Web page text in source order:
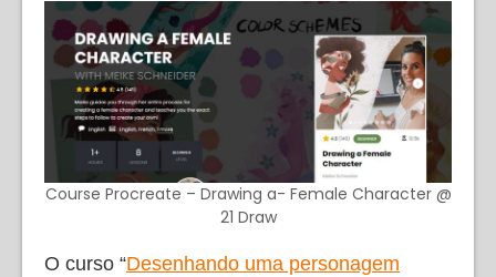
Course Procreate – Drawing a- Female Character @
21 Draw
O curso “Desenhando uma personagem